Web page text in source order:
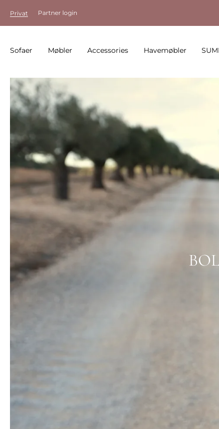
Privat Partner login
Sofaer Møbler Accessories Havemøbler